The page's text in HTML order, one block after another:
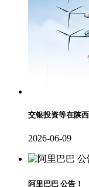
交银投资等在陕
2026-06-09
阿里巴巴 公告！